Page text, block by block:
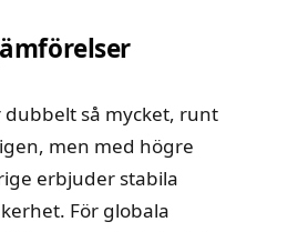
dubbelt så mycket, runt
men med högre
erbjuder stabila
För globala